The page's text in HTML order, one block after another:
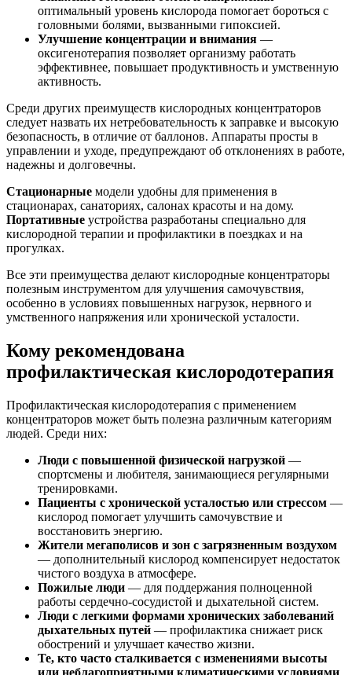
оптимальный уровень кислорода помогает бороться с
головными болями, вызванными гипоксией.
Улучшение концентрации и внимания —
оксигенотерапия позволяет организму работать
эффективнее, повышает продуктивность и умственную
активность.
Среди других преимуществ кислородных концентраторов
следует назвать их нетребовательность к заправке и высокую
безопасность, в отличие от баллонов. Аппараты просты в
управлении и уходе, предупреждают об отклонениях в работе,
надежны и долговечны.
Стационарные модели удобны для применения в
стационарах, санаториях, салонах красоты и на дому.
Портативные устройства разработаны специально для
кислородной терапии и профилактики в поездках и на
прогулках.
Все эти преимущества делают кислородные концентраторы
полезным инструментом для улучшения самочувствия,
особенно в условиях повышенных нагрузок, нервного и
умственного напряжения или хронической усталости.
Кому рекомендована
профилактическая кислородотерапия
Профилактическая кислородотерапия с применением
концентраторов может быть полезна различным категориям
людей. Среди них:
Люди с повышенной физической нагрузкой —
спортсмены и любителя, занимающиеся регулярными
тренировками.
Пациенты с хронической усталостью или стрессом —
кислород помогает улучшить самочувствие и
восстановить энергию.
Жители мегаполисов и зон с загрязненным воздухом
— дополнительный кислород компенсирует недостаток
чистого воздуха в атмосфере.
Пожилые люди — для поддержания полноценной
работы сердечно-сосудистой и дыхательной систем.
Люди с легкими формами хронических заболеваний
дыхательных путей — профилактика снижает риск
обострений и улучшает качество жизни.
Те, кто часто сталкивается с изменениями высоты
или неблагоприятными климатическими условиями